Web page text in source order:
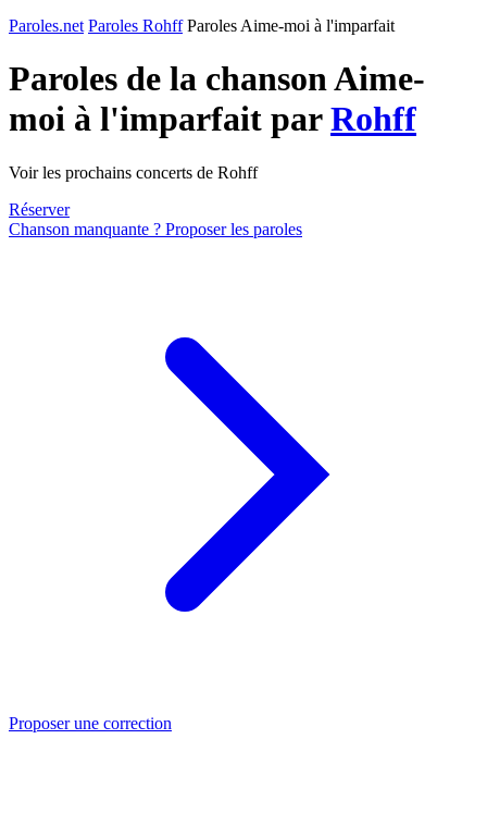
Paroles.net Paroles Rohff Paroles Aime-moi à l'imparfait
Paroles de la chanson Aime-
moi à l'imparfait parRohff
Voir les prochains concerts de Rohff
Réserver
Chanson manquante ? Proposer les paroles
Proposer une correction